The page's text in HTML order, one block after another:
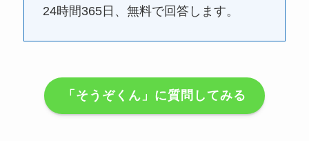
24時間365日、無料で回答します。
「そうぞくん」に質問してみる